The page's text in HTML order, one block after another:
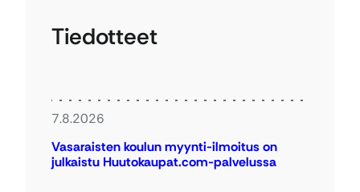
Tiedotteet
7.8.2026
Vasaraisten koulun myynti-ilmoitus on
julkaistu Huutokaupat.com-palvelussa